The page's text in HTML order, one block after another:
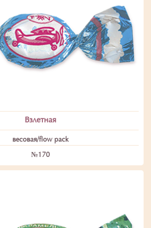
Взлетная
весовая/flow pack
№170